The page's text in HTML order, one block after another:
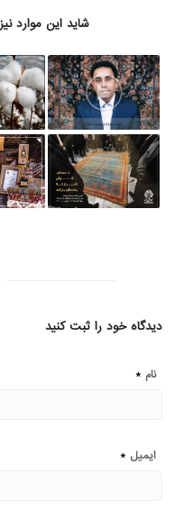
شاید این موارد
دیدگاه خود را ثبت کنید
نام *
ایمیل *